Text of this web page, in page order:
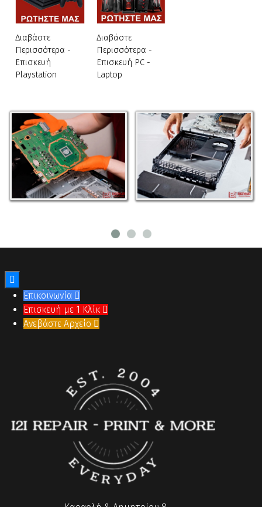
Διαβάστε
Περισσότερα -
Επισκευή
Playstation
Διαβάστε
Περισσότερα -
Επισκευή PC -
Laptop

Επικοινωνία 
Επισκευή με 1 Κλίκ 
Ανεβάστε Αρχείο 